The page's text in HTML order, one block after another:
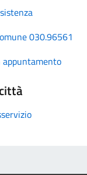
030.96561
appuntamento